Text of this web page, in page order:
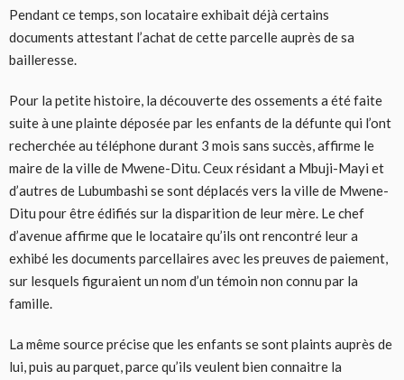
Pendant ce temps, son locataire exhibait déjà certains
documents attestant l’achat de cette parcelle auprès de sa
bailleresse.
Pour la petite histoire, la découverte des ossements a été faite
suite à une plainte déposée par les enfants de la défunte qui l’ont
recherchée au téléphone durant 3 mois sans succès, affirme le
maire de la ville de Mwene-Ditu. Ceux résidant a Mbuji-Mayi et
d’autres de Lubumbashi se sont déplacés vers la ville de Mwene-
Ditu pour être édifiés sur la disparition de leur mère. Le chef
d’avenue affirme que le locataire qu’ils ont rencontré leur a
exhibé les documents parcellaires avec les preuves de paiement,
sur lesquels figuraient un nom d’un témoin non connu par la
famille.
La même source précise que les enfants se sont plaints auprès de
lui, puis au parquet, parce qu’ils veulent bien connaitre la